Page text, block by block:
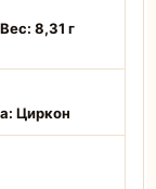
8,31 г
Циркон